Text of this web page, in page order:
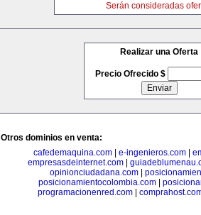
Serán consideradas
Realizar una Oferta
Precio Ofrecido $
Otros dominios en venta:
cafedemaquina.com
e-ingenieros.com
empresasdeinternet.com|
opinionciudadana.com
posicionamientocolombia.com|
programacionenred.com